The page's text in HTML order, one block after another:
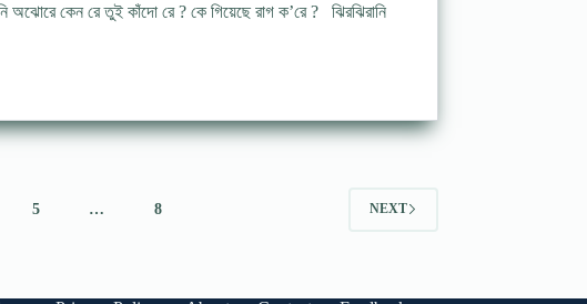
কেন রে তুই কাঁদো রে ? কে গিয়েছে রাগ ক’রে ? ঝিরঝিরানি
5 … 8 NEXT